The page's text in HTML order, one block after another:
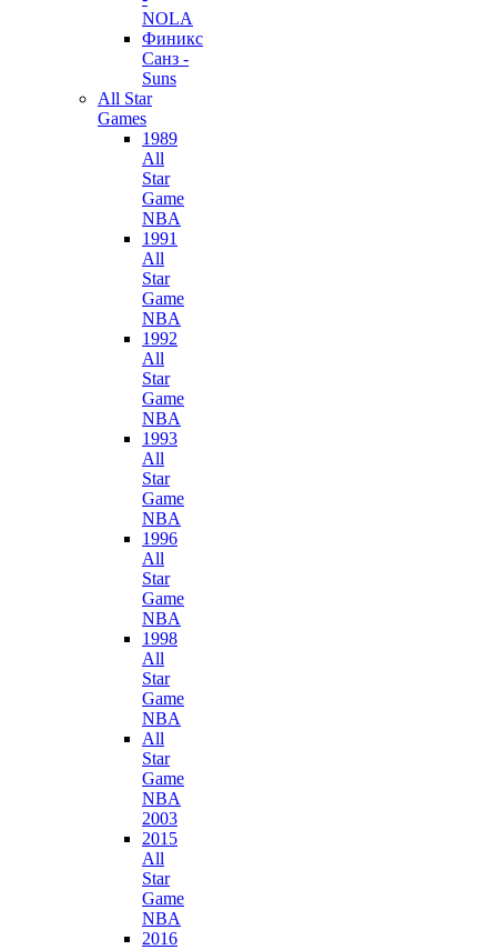
NOLA
Финикс
Санз -
Suns
All Star
Games
1989
All
Star
Game
NBA
1991
All
Star
Game
NBA
1992
All
Star
Game
NBA
1993
All
Star
Game
NBA
1996
All
Star
Game
NBA
1998
All
Star
Game
NBA
All
Star
Game
NBA
2003
2015
All
Star
Game
NBA
2016